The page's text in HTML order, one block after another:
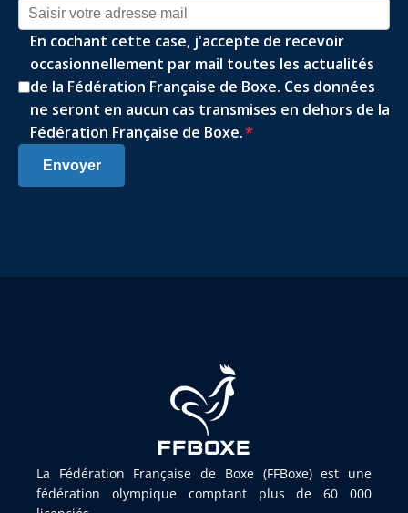
En cochant cette case, j'accepte de recevoir
occasionnellement par mail toutes les actualités
de la Fédération Française de Boxe. Ces données
ne seront en aucun cas transmises en dehors de la
Fédération Française de Boxe.*
Envoyer
La Fédération Française de Boxe (FFBoxe) est une
fédération olympique comptant plus de 60 000